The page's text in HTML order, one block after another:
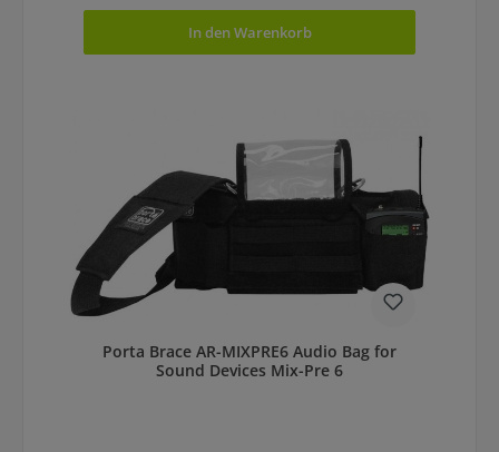
In den Warenkorb
Porta Brace AR-MIXPRE6 Audio Bag for
Sound Devices Mix-Pre 6